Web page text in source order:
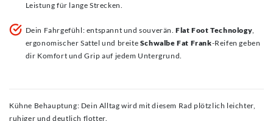
Leistung für lange Strecken.
Dein Fahrgefühl: entspannt und souverän.Flat Foot Technology,
ergonomischer Sattel und breite Schwalbe Fat Frank-Reifen geben
dir Komfort und Grip auf jedem Untergrund.
Kühne Behauptung: Dein Alltag wird mit diesem Rad plötzlich leichter,
ruhiger und deutlich flotter.